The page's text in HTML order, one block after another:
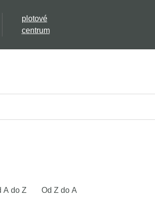
plotové
centrum
A do Z Od Z do A